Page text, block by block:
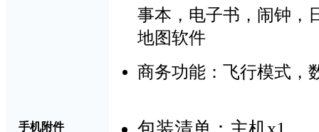
事本 ，电子书，闹钟，
地图软件
商务功能：飞行模式，
手机附件